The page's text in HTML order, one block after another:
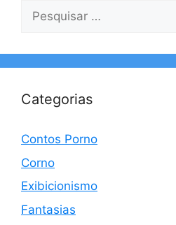
Pesquisar
Categorias
Contos Porno
Corno
Exibicionismo
Fantasias